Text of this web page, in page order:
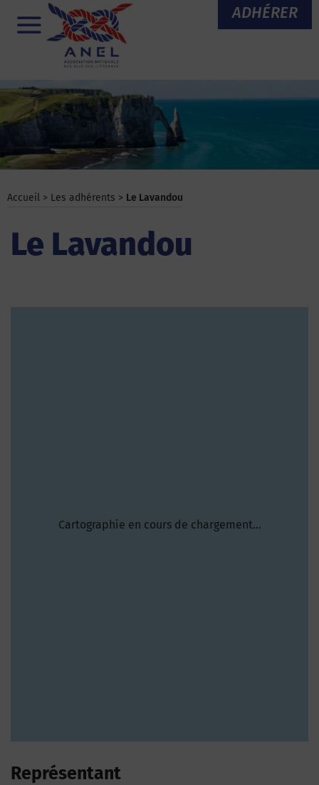
ADHÉRER
Menu
Accueil > Les adhérents > Le Lavandou
Le Lavandou
Cartographie en cours de chargement...
Représentant